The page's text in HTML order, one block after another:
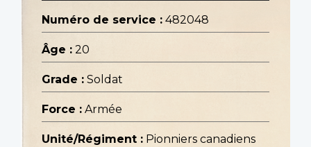
Numéro de service : 482048
Âge : 20
Grade : Soldat
Force : Armée
Unité/Régiment : Pionniers canadiens